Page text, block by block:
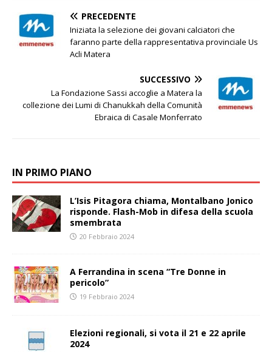
PRECEDENTE
Iniziata la selezione dei giovani calciatori che
faranno parte della rappresentativa provinciale Us
Acli Matera
SUCCESSIVO
La Fondazione Sassi accoglie a Matera la
collezione dei Lumi di Chanukkah della Comunità
Ebraica di Casale Monferrato
IN PRIMO PIANO
L’Isis Pitagora chiama, Montalbano Jonico
risponde. Flash-Mob in difesa della scuola
smembrata
20 Febbraio 2024
A Ferrandina in scena “Tre Donne in
pericolo”
19 Febbraio 2024
Elezioni regionali, si vota il 21 e 22 aprile
2024